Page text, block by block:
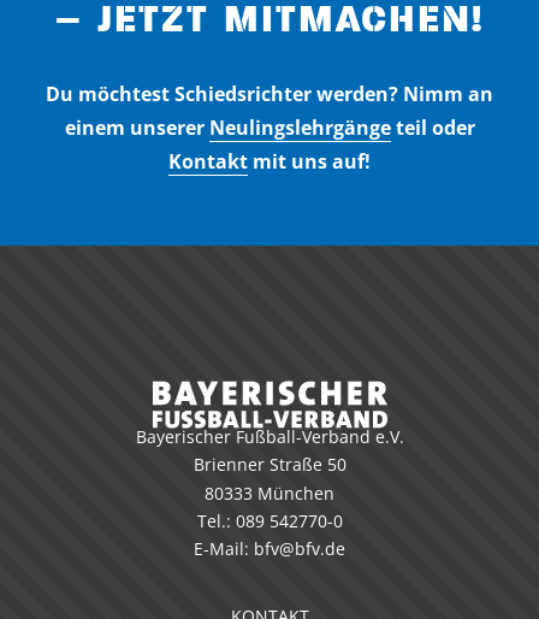
– JETZT MITMACHEN!
Du möchtest Schiedsrichter werden? Nimm an
einem unserer Neulingslehrgängeteil oder
Kontakt mit uns auf!
Bayerischer Fußball-Verband e.V.
Brienner Straße 50
80333 München
Tel.: 089 542770-0
E-Mail: bfv@bfv.de